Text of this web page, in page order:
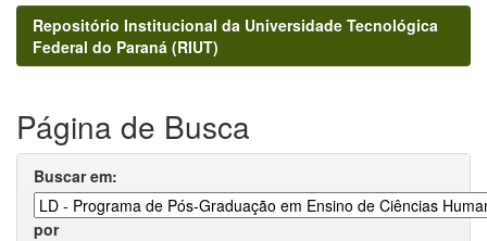
Repositório Institucional da Universidade Tecnológica
Federal do Paraná (RIUT)
Página de Busca
Buscar em:
por